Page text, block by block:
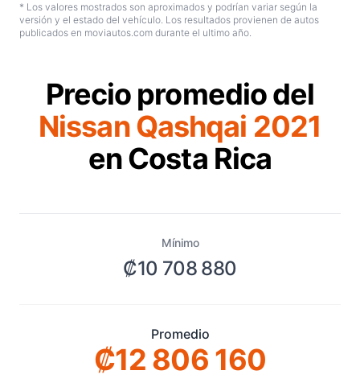
* Los valores mostrados son aproximados y podrían variar según la
versión y el estado del vehículo. Los resultados provienen de autos
publicados en moviautos.com durante el ultimo año.
Precio promedio del
Nissan Qashqai 2021
en Costa Rica
Mínimo
₡10 708 880
Promedio
₡12 806 160